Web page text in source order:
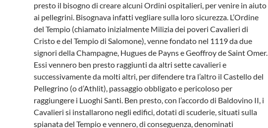
presto il bisogno di creare alcuni Ordini ospitalieri, per venire in aiuto
ai pellegrini. Bisognava infatti vegliare sulla loro sicurezza. L’Ordine
del Tempio (chiamato inizialmente Milizia dei poveri Cavalieri di
Cristo e del Tempio di Salomone), venne fondato nel 1119 da due
signori della Champagne, Hugues de Payns e Geoffroy de Saint Omer.
Essi vennero ben presto raggiunti da altri sette cavalieri e
successivamente da molti altri, per difendere tra l’altro il Castello del
Pellegrino (o d’Athlit), passaggio obbligato e pericoloso per
raggiungere i Luoghi Santi. Ben presto, con l’accordo di Baldovino II, i
Cavalieri si installarono negli edifici, dotati di scuderie, situati sulla
spianata del Tempio e vennero, di conseguenza, denominati